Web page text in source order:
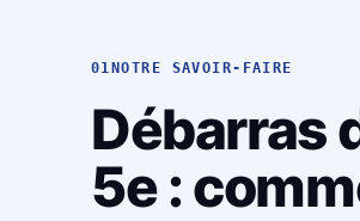
01 NOTRE SAVOIR-FAIRE
Débarras
5e :